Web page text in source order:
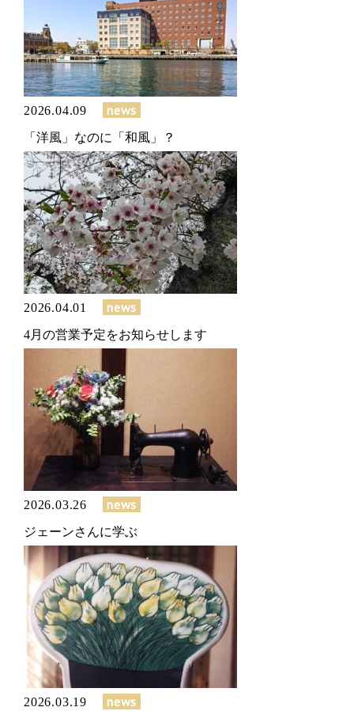
2026.04.09 news
「洋風」なのに「和風」？
2026.04.01 news
4月の営業予定をお知らせします
2026.03.26 news
ジェーンさんに学ぶ
2026.03.19 news